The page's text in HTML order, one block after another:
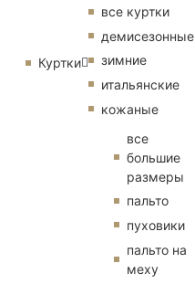
Куртки
все куртки
демисезонные
зимние
итальянские
кожаные
все
большие
размеры
пальто
пуховики
пальто на
меху